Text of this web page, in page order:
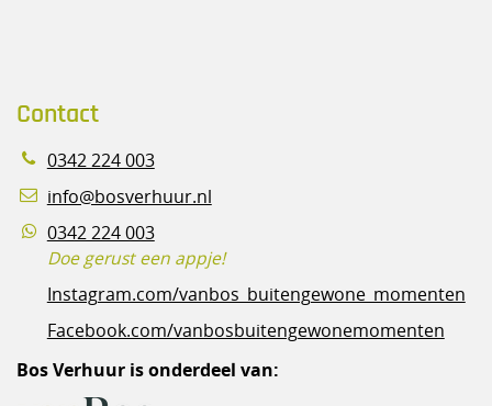
Contact
0342 224 003
info@bosverhuur.nl
0342 224 003
Doe gerust een appje!
Instagram.com/vanbos_buitengewone_momenten
Facebook.com/vanbosbuitengewonemomenten
Bos Verhuur is onderdeel van: